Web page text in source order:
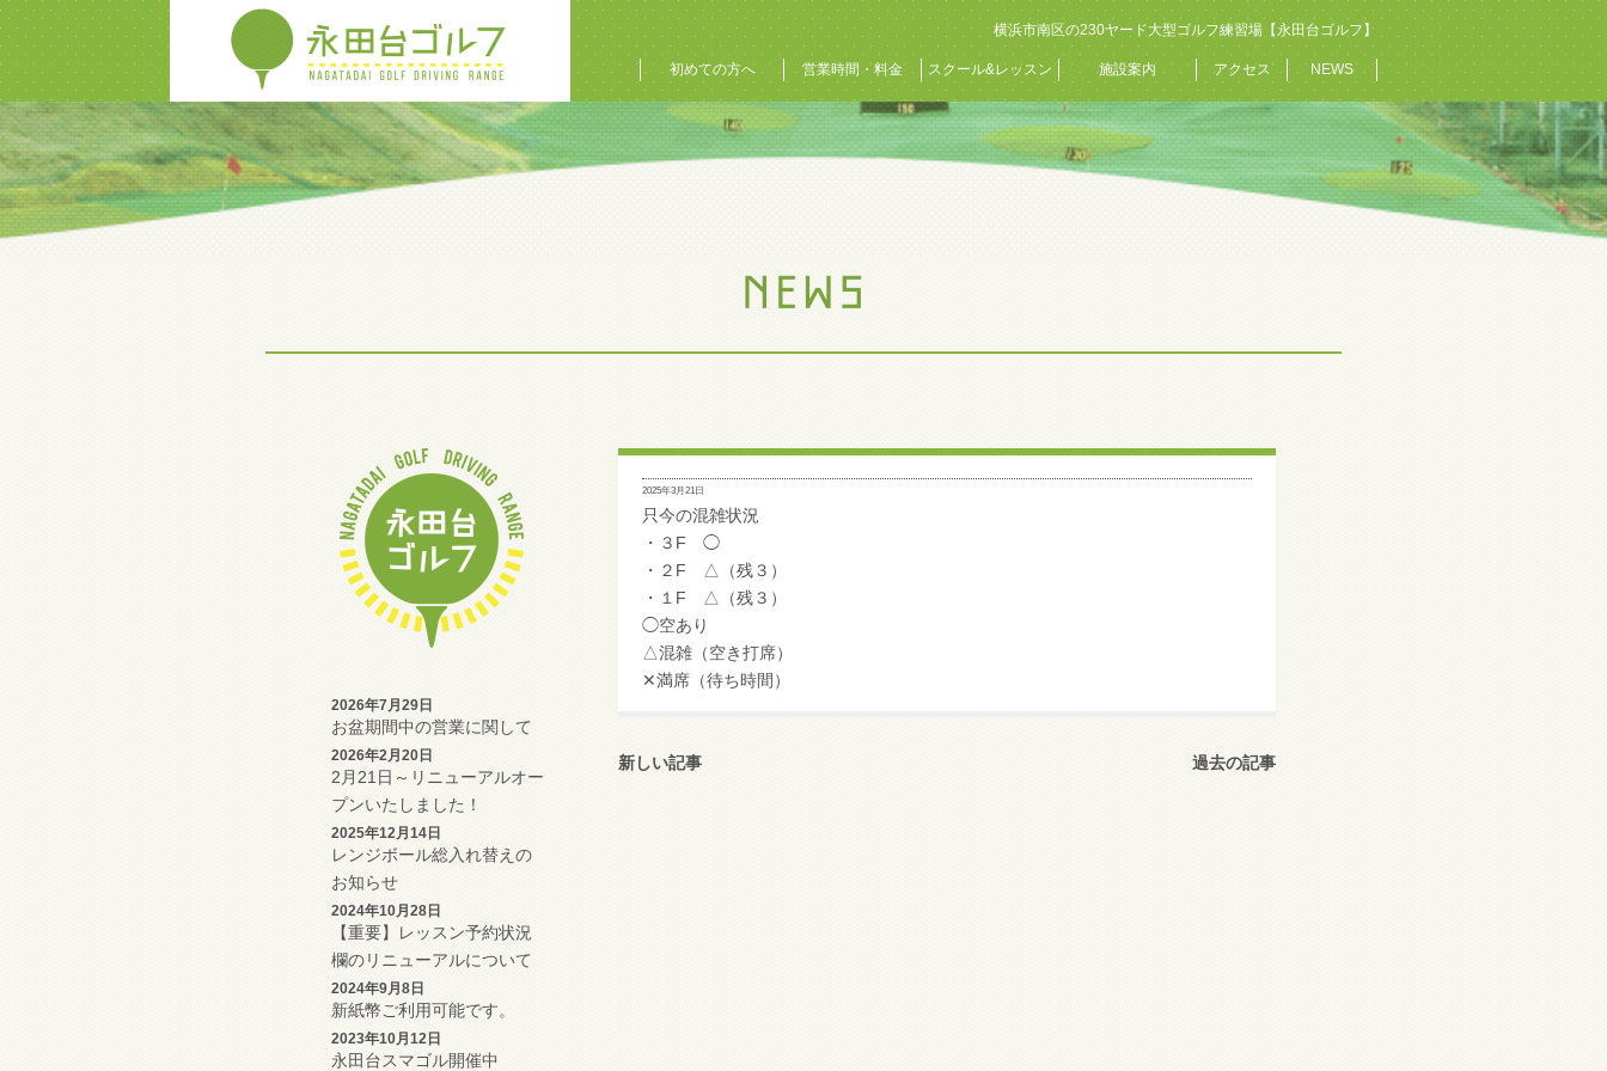
横浜市南区の230ヤード大型ゴルフ練習場【永田台ゴルフ】
初めての方へ 営業時間・料金 スクール&レッスン 施設案内 アクセス NEWS
2026年7月29日
お盆期間中の営業に関して
2026年2月20日
2月21日～リニューアルオー
プンいたしました！
2025年12月14日
レンジボール総入れ替えの
お知らせ
2024年10月28日
【重要】レッスン予約状況
欄のリニューアルについて
2024年9月8日
新紙幣ご利用可能です。
2023年10月12日
永田台スマゴル開催中
2025年3月21日
只今の混雑状況
・３F ◯
・２F △（残３）
・１F △（残３）
◯空あり
△混雑（空き打席）
✕満席（待ち時間）
新しい記事 過去の記事